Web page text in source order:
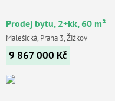
Prodej bytu, 2+kk, 60 m²
Malešická, Praha 3, Žižkov
9 867 000 Kč